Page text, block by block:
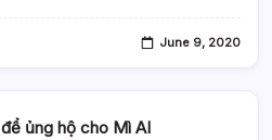
(WPOD-
June 9, 2020
để ủng hộ cho Mì AI